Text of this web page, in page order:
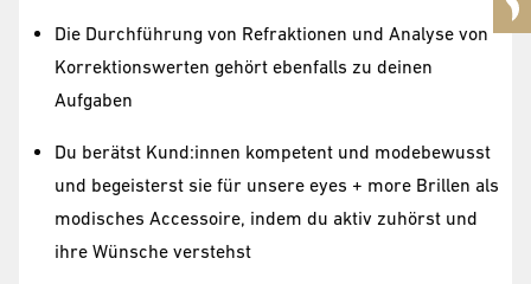
Die Durchführung von Refraktionen und Analyse von
Korrektionswerten gehört ebenfalls zu deinen
Aufgaben
Du berätst Kund:innen kompetent und modebewusst
und begeisterst sie für unsere eyes + more Brillen als
modisches Accessoire, indem du aktiv zuhörst und
ihre Wünsche verstehst